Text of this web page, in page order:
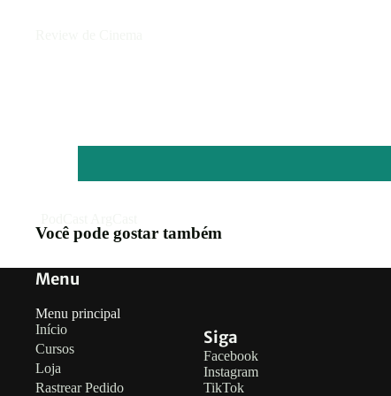
Você pode gostar também
Menu
Menu principal
Início
Cursos
Loja
Rastrear Pedido
Siga
Facebook
Instagram
TikTok